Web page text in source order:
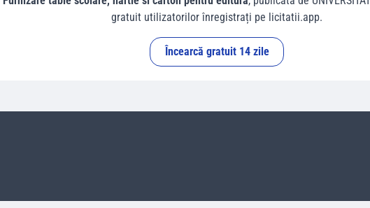
gratuit utilizatorilor înregistrați pe licitatii.app.
Încearcă gratuit 14 zile